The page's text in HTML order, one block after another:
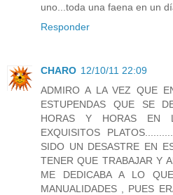
uno...toda una faena en un
Responder
CHARO 12/10/11 22:09
ADMIRO A LA VEZ QUE
ESTUPENDAS QUE SE
HORAS Y HORAS EN
EXQUISITOS
SIDO UN DESASTRE EN
TENER QUE TRABAJAR Y
ME DEDICABA A LO
MANUALIDADES , PUES